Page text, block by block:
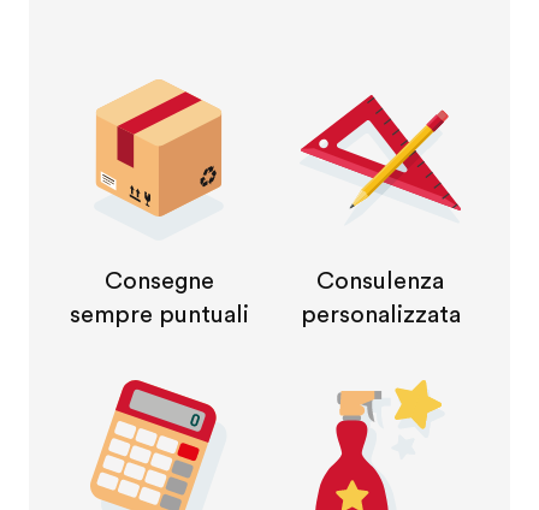
Consegne
sempre puntuali
Consulenza
personalizzata